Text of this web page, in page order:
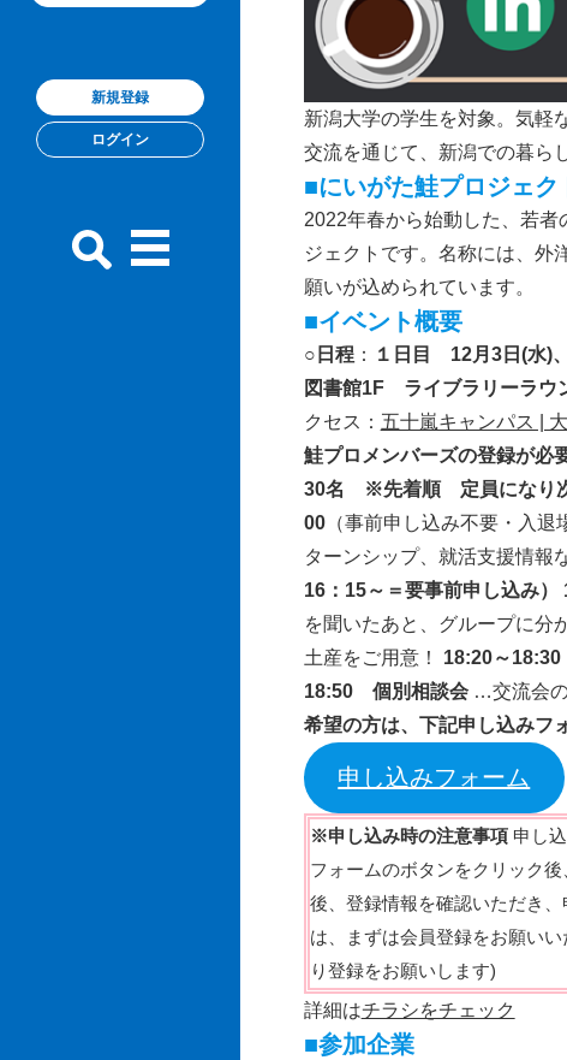
新規登録
ログイン
新潟大学の学生を対象。気軽
交流を通じて、新潟での暮ら
■にいがた鮭プロジェク
2022年春から始動した、若
ジェクトです。名称には、外
願いが込められています。
■イベント概要
○日程： １日目 12月3日(水)
図書館1F ライブラリーラウ
クセス： 五十嵐キャンパス |
鮭プロメンバーズの登録が必
30名 ※先着順 定員になり
00（事前申し込み不要・入退
ターンシップ、就活支援情報
16：15～＝要事前申し込み）
を聞いたあと、グループに分
土産をご用意！ 18:20～
18:50 個別相談会 …交流会
希望の方は、下記申し込みフ
申し込みフォーム
※申し込み時の注意事項申し込
フォームのボタンをクリック
後、登録情報を確認いただき
は、まずは会員登録をお願い
り登録をお願いします)
詳細はチラシをチェック
■参加企業